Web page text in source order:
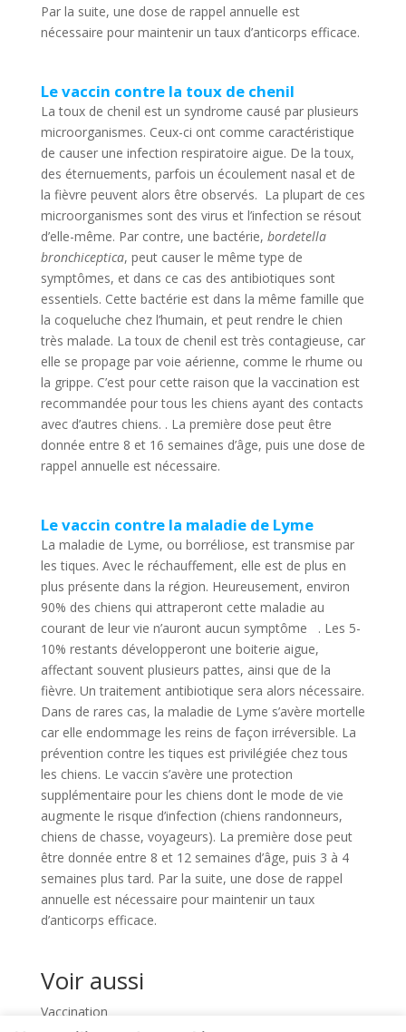
Par la suite, une dose de rappel annuelle est
nécessaire pour maintenir un taux d’anticorps efficace.
Le vaccin contre la toux de chenil
La toux de chenil est un syndrome causé par plusieurs
microorganismes. Ceux-ci ont comme caractéristique
de causer une infection respiratoire aigue. De la toux,
des éternuements, parfois un écoulement nasal et de
la fièvre peuvent alors être observés. La plupart de ces
microorganismes sont des virus et l’infection se résout
d’elle-même. Par contre, une bactérie, bordetella
bronchiceptica, peut causer le même type de
symptômes, et dans ce cas des antibiotiques sont
essentiels. Cette bactérie est dans la même famille que
la coqueluche chez l’humain, et peut rendre le chien
très malade. La toux de chenil est très contagieuse, car
elle se propage par voie aérienne, comme le rhume ou
la grippe. C’est pour cette raison que la vaccination est
recommandée pour tous les chiens ayant des contacts
avec d’autres chiens. . La première dose peut être
donnée entre 8 et 16 semaines d’âge, puis une dose de
rappel annuelle est nécessaire.
Le vaccin contre la maladie de Lyme
La maladie de Lyme, ou borréliose, est transmise par
les tiques. Avec le réchauffement, elle est de plus en
plus présente dans la région. Heureusement, environ
90% des chiens qui attraperont cette maladie au
courant de leur vie n’auront aucun symptôme . Les 5-
10% restants développeront une boiterie aigue,
affectant souvent plusieurs pattes, ainsi que de la
fièvre. Un traitement antibiotique sera alors nécessaire.
Dans de rares cas, la maladie de Lyme s’avère mortelle
car elle endommage les reins de façon irréversible. La
prévention contre les tiques est privilégiée chez tous
les chiens. Le vaccin s’avère une protection
supplémentaire pour les chiens dont le mode de vie
augmente le risque d’infection (chiens randonneurs,
chiens de chasse, voyageurs). La première dose peut
être donnée entre 8 et 12 semaines d’âge, puis 3 à 4
semaines plus tard. Par la suite, une dose de rappel
annuelle est nécessaire pour maintenir un taux
d’anticorps efficace.
Voir aussi
Vaccination